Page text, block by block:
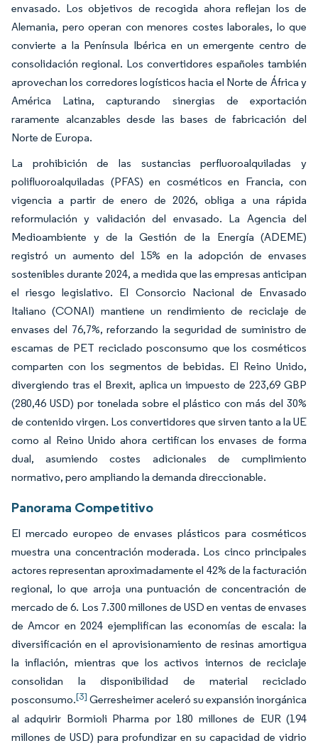
envasado. Los objetivos de recogida ahora reflejan los de
Alemania, pero operan con menores costes laborales, lo que
convierte a la Península Ibérica en un emergente centro de
consolidación regional. Los convertidores españoles también
aprovechan los corredores logísticos hacia el Norte de África y
América Latina, capturando sinergias de exportación
raramente alcanzables desde las bases de fabricación del
Norte de Europa.
La prohibición de las sustancias perfluoroalquiladas y
polifluoroalquiladas (PFAS) en cosméticos en Francia, con
vigencia a partir de enero de 2026, obliga a una rápida
reformulación y validación del envasado. La Agencia del
Medioambiente y de la Gestión de la Energía (ADEME)
registró un aumento del 15% en la adopción de envases
sostenibles durante 2024, a medida que las empresas anticipan
el riesgo legislativo. El Consorcio Nacional de Envasado
Italiano (CONAI) mantiene un rendimiento de reciclaje de
envases del 76,7%, reforzando la seguridad de suministro de
escamas de PET reciclado posconsumo que los cosméticos
comparten con los segmentos de bebidas. El Reino Unido,
divergiendo tras el Brexit, aplica un impuesto de 223,69 GBP
(280,46 USD) por tonelada sobre el plástico con más del 30%
de contenido virgen. Los convertidores que sirven tanto a la UE
como al Reino Unido ahora certifican los envases de forma
dual, asumiendo costes adicionales de cumplimiento
normativo, pero ampliando la demanda direccionable.
Panorama Competitivo
El mercado europeo de envases plásticos para cosméticos
muestra una concentración moderada. Los cinco principales
actores representan aproximadamente el 42% de la facturación
regional, lo que arroja una puntuación de concentración de
mercado de 6. Los 7.300 millones de USD en ventas de envases
de Amcor en 2024 ejemplifican las economías de escala: la
diversificación en el aprovisionamiento de resinas amortigua
la inflación, mientras que los activos internos de reciclaje
consolidan la disponibilidad de material reciclado
posconsumo.[3] Gerresheimer aceleró su expansión inorgánica
al adquirir Bormioli Pharma por 180 millones de EUR (194
millones de USD) para profundizar en su capacidad de vidrio